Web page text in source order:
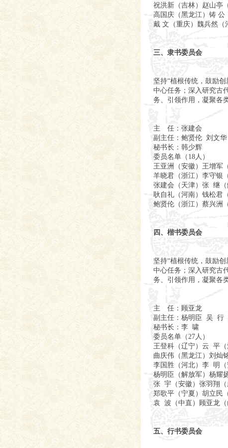
祝洪新（吉林）赵山亭
高国庆（黑龙江）铸 公
戴 文（重庆）魏兵然（
三、隶书委员会
坚持“植根传统，鼓励
中心任务；深入研究古
务、引领作用，凝聚各
主 任：张建会
副主任：鲍贤伦 刘文
秘书长：韩少辉
委员名单（18人）
王亚洲（安徽）王增军
羊晓君（浙江）李守银
张建会（天津）张 继（
耿自礼（河南）钱松君
鲍贤伦（浙江）蔡兴洲
四、楷书委员会
坚持“植根传统，鼓励
中心任务；深入研究古
务、引领作用，凝聚各
主 任：顾亚龙
副主任：杨明臣 吴 行
秘书长：李 啸
委员名单（27人）
王登科（辽宁）云 平
曲庆伟（黑龙江）刘灿
李国胜（河北）李 明（
杨明臣（解放军）杨耀
张 宇（安徽）张羽翔（
郑歌平（宁夏）胡立民
袁 波（中直）顾亚龙（
五、行书委员会